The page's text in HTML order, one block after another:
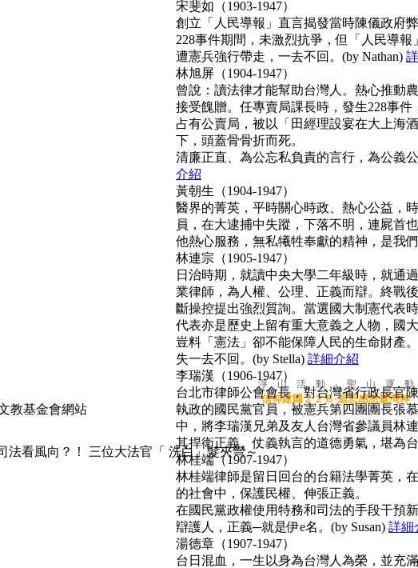
宋斐如（1903-1947）
創立「人民導報」直言揭發當時陳儀政府
228事件期間，未激烈抗爭，但「人民導
遭憲兵強行帶走，一去不回。(by Nathan)
林旭屏（1904-1947）
曾說：讀法律才能幫助台灣人。熱心推動
接受餽贈。任專賣局課長時，發生228事
占有公賣局，被以「田經理設宴在大上海
下，頭蓋骨骨折而死。
清廉正直、為公忘私負責的言行，為公義
介紹
黃朝生（1904-1947）
醫界的菁英，平時關心時政、熱心公益，
員，在大逮捕中失蹤，下落不明，連屍首也
他熱心服務，無私犧牲奉獻的精神，是我
林連宗（1905-1947）
日治時期，就讀中央大學二年級時，就通
業律師，為人權、公理、正義而辯。終戰
斷操控提出強烈質詢。當選國大制憲代表
代表亦是歷史上留有重大意義之人物，國
豈料「憲法」卻不能保障人民的生命財產
失一去不回。(by Stella) 詳細介紹
李瑞漢（1906-1947）
台北市律師公會會長，對台灣省行政長官
執政的國民黨官員，被憲兵第四團團長張
中，將李瑞漢兄弟及友人台灣省參議員林
其捍衛正義、仗義執言的道德勇氣，堪為
林桂端（1907-1947）
林桂端律師是留日回台的台籍法學菁英，
的社會中，保護民權、伸張正義。
在國民黨政權使用特務和司法的手段干預
辯護人，正義─就是伊e名。(by Susan) 詳細
湯德章（1907-1947）
台日混血，一生以身為台灣人為榮，並充
淨 山 活 動 ‧ 聖 山 運 動
信仰建國２２８‧追思感恩臺灣神
法看風向？！ 三位大法官「 洗白」髮夾彎～